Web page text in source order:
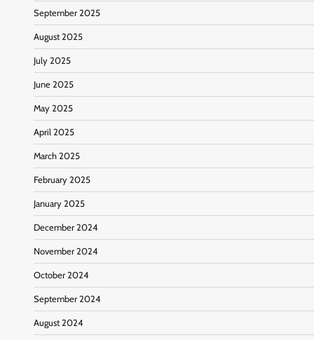
September 2025
August 2025
July 2025
June 2025
May 2025
April 2025
March 2025
February 2025
January 2025
December 2024
November 2024
October 2024
September 2024
August 2024